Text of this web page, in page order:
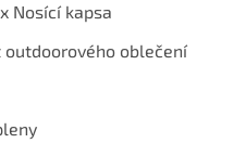
Nosící kapsa
oblečení